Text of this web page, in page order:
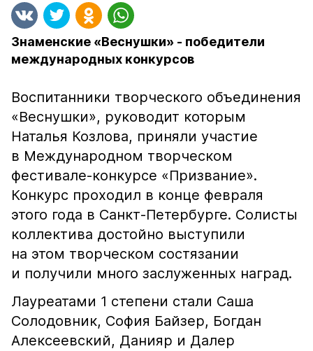
Знаменские «Веснушки» - победители
международных конкурсов
Воспитанники творческого объединения
«Веснушки», руководит которым
Наталья Козлова, приняли участие
в Международном творческом
фестивале-конкурсе «Призвание».
Конкурс проходил в конце февраля
этого года в Санкт-Петербурге. Солисты
коллектива достойно выступили
на этом творческом состязании
и получили много заслуженных наград.
Лауреатами 1 степени стали Саша
Солодовник, София Байзер, Богдан
Алексеевский, Данияр и Далер